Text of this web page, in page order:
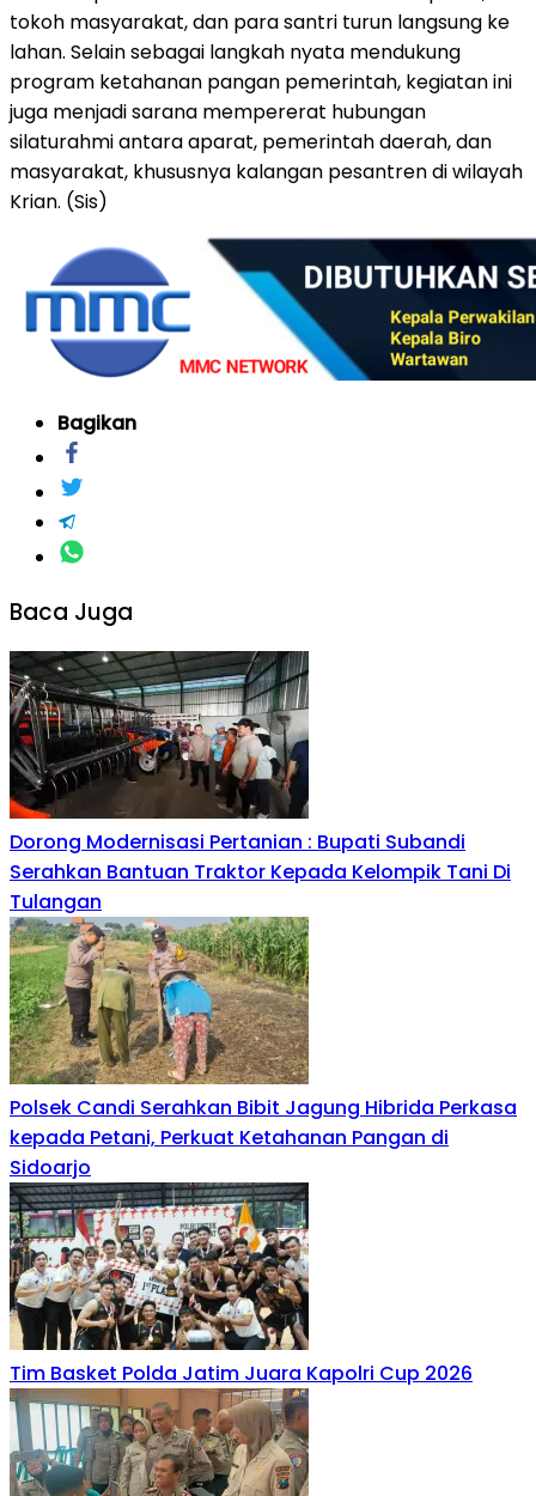
tokoh masyarakat, dan para santri turun langsung ke
lahan. Selain sebagai langkah nyata mendukung
program ketahanan pangan pemerintah, kegiatan ini
juga menjadi sarana mempererat hubungan
silaturahmi antara aparat, pemerintah daerah, dan
masyarakat, khususnya kalangan pesantren di wilayah
Krian. (Sis)
Bagikan
Baca Juga
Dorong Modernisasi Pertanian : Bupati Subandi
Serahkan Bantuan Traktor Kepada Kelompik Tani Di
Tulangan
Polsek Candi Serahkan Bibit Jagung Hibrida Perkasa
kepada Petani, Perkuat Ketahanan Pangan di
Sidoarjo
Tim Basket Polda Jatim Juara Kapolri Cup 2026